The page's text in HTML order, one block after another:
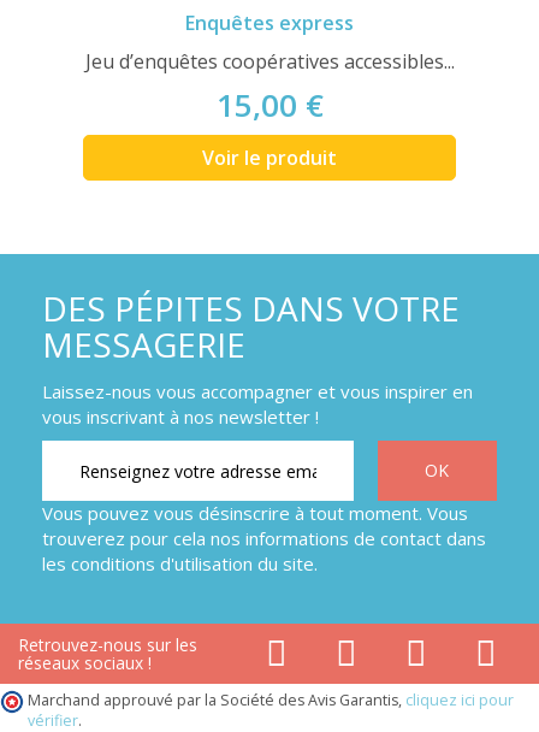
Enquêtes express
Jeu d’enquêtes coopératives accessibles...
15,00 €
Voir le produit
DES PÉPITES DANS VOTRE
MESSAGERIE
Laissez-nous vous accompagner et vous inspirer en
vous inscrivant à nos newsletter !
Vous pouvez vous désinscrire à tout moment. Vous
trouverez pour cela nos informations de contact dans
les conditions d'utilisation du site.
Retrouvez-nous sur les
réseaux sociaux !
Marchand approuvé par la Société des Avis Garantis, cliquez ici pour
vérifier.